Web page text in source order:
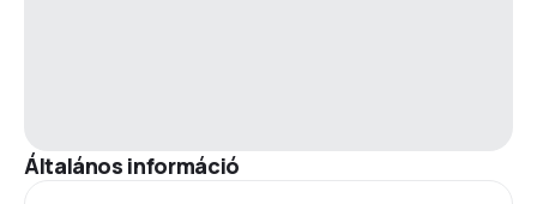
Általános információ